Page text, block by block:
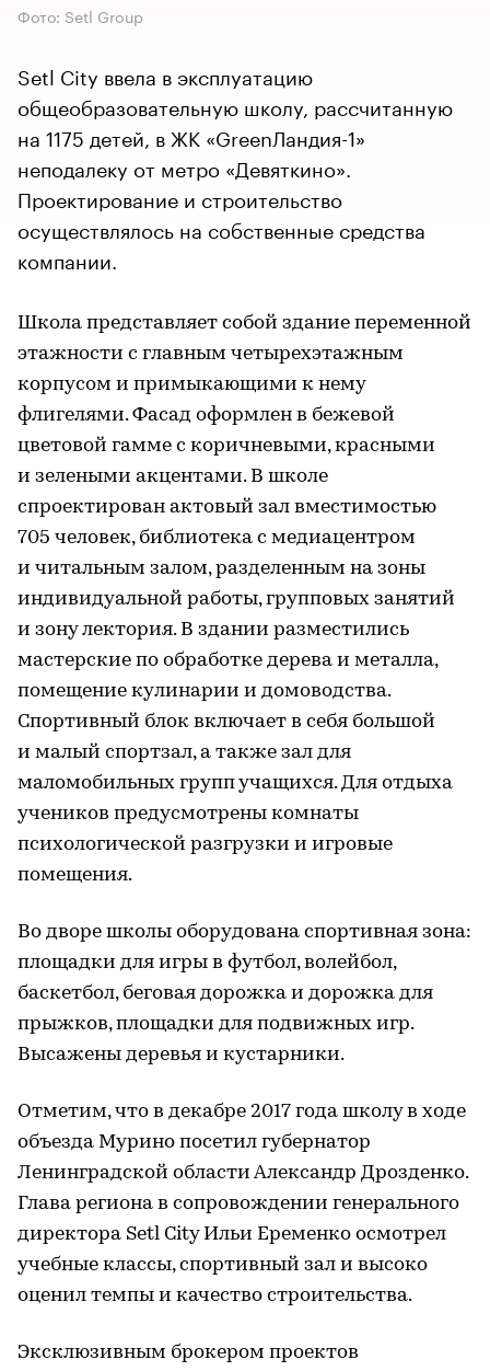
Фото: Setl Group
Setl City ввела в эксплуатацию
общеобразовательную школу, рассчитанную
на 1175 детей, в ЖК «GreenЛандия-1»
неподалеку от метро «Девяткино».
Проектирование и строительство
осуществлялось на собственные средства
компании.
Школа представляет собой здание переменной
этажности с главным четырехэтажным
корпусом и примыкающими к нему
флигелями. Фасад оформлен в бежевой
цветовой гамме с коричневыми, красными
и зелеными акцентами. В школе
спроектирован актовый зал вместимостью
705 человек, библиотека с медиацентром
и читальным залом, разделенным на зоны
индивидуальной работы, групповых занятий
и зону лектория. В здании разместились
мастерские по обработке дерева и металла,
помещение кулинарии и домоводства.
Спортивный блок включает в себя большой
и малый спортзал, а также зал для
маломобильных групп учащихся. Для отдыха
учеников предусмотрены комнаты
психологической разгрузки и игровые
помещения.
Во дворе школы оборудована спортивная зона:
площадки для игры в футбол, волейбол,
баскетбол, беговая дорожка и дорожка для
прыжков, площадки для подвижных игр.
Высажены деревья и кустарники.
Отметим, что в декабре 2017 года школу в ходе
объезда Мурино посетил губернатор
Ленинградской области Александр Дрозденко.
Глава региона в сопровождении генерального
директора Setl City Ильи Еременко осмотрел
учебные классы, спортивный зал и высоко
оценил темпы и качество строительства.
Эксклюзивным брокером проектов